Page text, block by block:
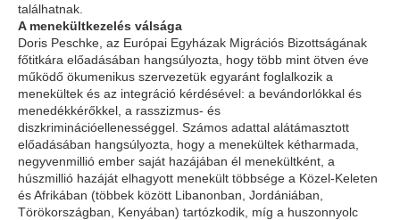
találhatnak.
A menekültkezelés válsága
Doris Peschke, az Európai Egyházak Migrációs Bizottságának
főtitkára előadásában hangsúlyozta, hogy több mint ötven éve
működő ökumenikus szervezetük egyaránt foglalkozik a
menekültek és az integráció kérdésével: a bevándorlókkal és
menedékkérőkkel, a rasszizmus- és
diszkriminációellenességgel. Számos adattal alátámasztott
előadásában hangsúlyozta, hogy a menekültek kétharmada,
negyvenmillió ember saját hazájában él menekültként, a
húszmillió hazáját elhagyott menekült többsége a Közel-Keleten
és Afrikában (többek között Libanonban, Jordániában,
Törökországban, Kenyában) tartózkodik, míg a huszonnyolc